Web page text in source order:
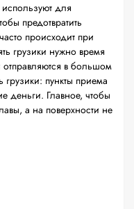
для
предотвратить
происходит при
грузики нужно время
отправляются в большом
грузики: пункты приема
деньги. Главное, чтобы
а на поверхности не